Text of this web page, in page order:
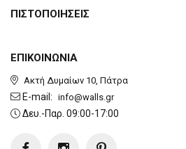
ΕΠΙΚΟΙΝΩΝΙΑ
Ακτή Δυμαίων 10, Πάτρα
E-mail: info@walls.gr
Δευ.-Παρ. 09:00-17:00
ΠΙΣΤΟΠΟΙΗΣΕΙΣ